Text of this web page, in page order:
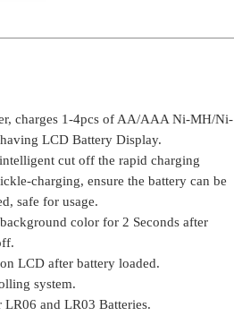
charges 1-4pcs of AA/AAA Ni-MH/Ni-
LCD Battery Display.
cut off the rapid charging
charging, ensure the battery can be
safe for usage.
color for 2 Seconds after
LCD after battery loaded.
system.
and LR03 Batteries.